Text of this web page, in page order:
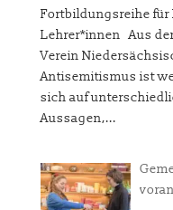
Fortbildungsreihe
Lehrer*innen Aus
Verein
Antisemitismus ist
sich auf
Aussagen,...